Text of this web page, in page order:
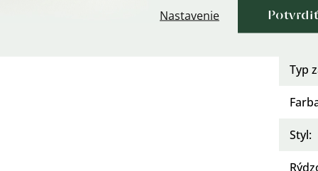
Nastavenie
Typ
Typ
Styl: